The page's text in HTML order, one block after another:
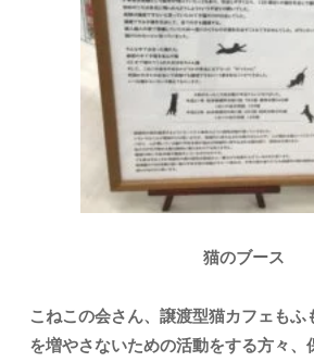
猫のブース
こねこの会さん、譲渡型猫カフェも
を増やさないための活動をする方々、